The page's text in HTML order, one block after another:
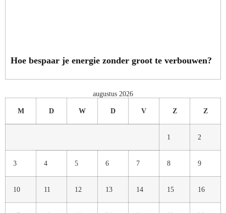
Hoe bespaar je energie zonder groot te verbouwen?
augustus 2026
M D W D V Z Z
1 2
3 4 5 6 7 8 9
10 11 12 13 14 15 16